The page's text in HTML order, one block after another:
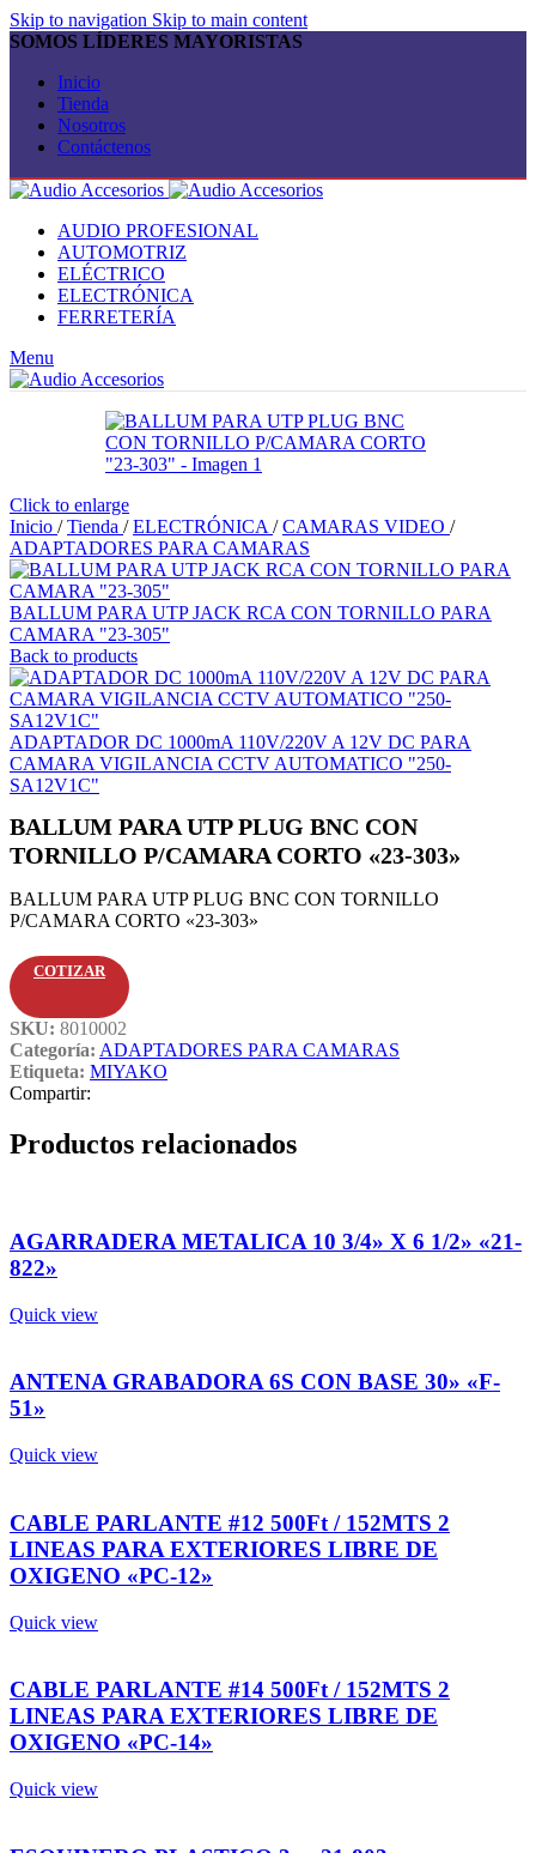
Skip to navigation Skip to main content
SOMOS LÍDERES MAYORISTAS
Inicio
Tienda
Nosotros
Contáctenos
AUDIO PROFESIONAL
AUTOMOTRIZ
ELÉCTRICO
ELECTRÓNICA
FERRETERÍA
Menu
Click to enlarge
Inicio / Tienda / ELECTRÓNICA / CAMARAS VIDEO /
ADAPTADORES PARA CAMARAS
BALLUM PARA UTP JACK RCA CON TORNILLO PARA
CAMARA "23-305"
Back to products
ADAPTADOR DC 1000mA 110V/220V A 12V DC PARA
CAMARA VIGILANCIA CCTV AUTOMATICO "250-
SA12V1C"
BALLUM PARA UTP PLUG BNC CON
TORNILLO P/CAMARA CORTO «23-303»
BALLUM PARA UTP PLUG BNC CON TORNILLO
P/CAMARA CORTO «23-303»
COTIZAR
SKU: 8010002
Categoría: ADAPTADORES PARA CAMARAS
Etiqueta: MIYAKO
Compartir:
Productos relacionados
AGARRADERA METALICA 10 3/4» X 6 1/2» «21-
822»
Quick view
ANTENA GRABADORA 6S CON BASE 30» «F-
51»
Quick view
CABLE PARLANTE #12 500Ft / 152MTS 2
LINEAS PARA EXTERIORES LIBRE DE
OXIGENO «PC-12»
Quick view
CABLE PARLANTE #14 500Ft / 152MTS 2
LINEAS PARA EXTERIORES LIBRE DE
OXIGENO «PC-14»
Quick view